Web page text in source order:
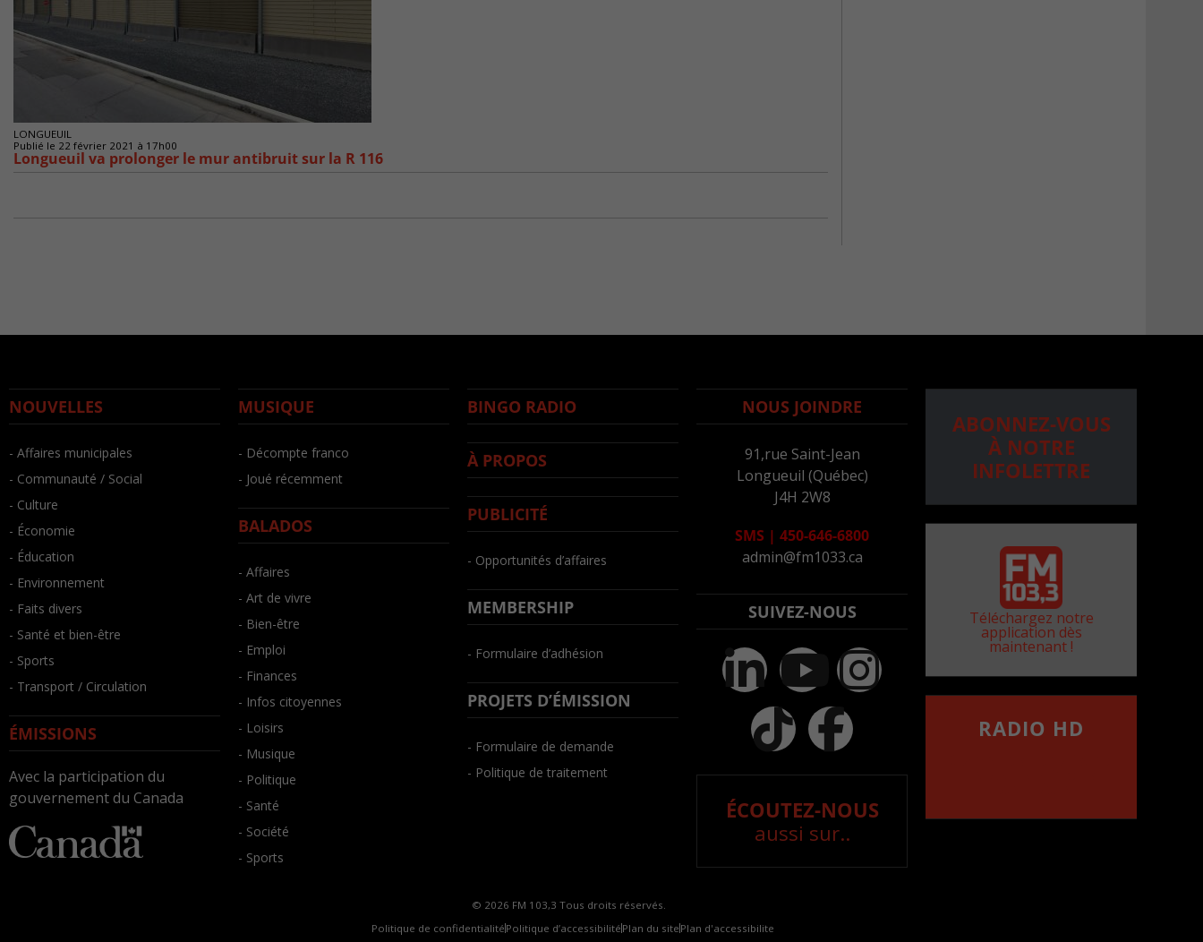
LONGUEUIL
Publié le 22 février 2021 à 17h00
Longueuil va prolonger le mur antibruit sur la R 116
NOUVELLES
- Affaires municipales
- Communauté / Social
- Culture
- Économie
- Éducation
- Environnement
- Faits divers
- Santé et bien-être
- Sports
- Transport / Circulation
ÉMISSIONS
Avec la participation du
gouvernement du Canada
MUSIQUE
- Décompte franco
- Joué récemment
BALADOS
- Affaires
- Art de vivre
- Bien-être
- Emploi
- Finances
- Infos citoyennes
- Loisirs
- Musique
- Politique
- Santé
- Société
- Sports
BINGO RADIO
À PROPOS
PUBLICITÉ
- Opportunités d’affaires
MEMBERSHIP
- Formulaire d’adhésion
PROJETS D’ÉMISSION
- Formulaire de demande
- Politique de traitement
NOUS JOINDRE
91,rue Saint-Jean
Longueuil (Québec)
J4H 2W8
SMS | 450-646-6800
admin@fm1033.ca
SUIVEZ-NOUS
ÉCOUTEZ-NOUS
aussi sur..
ABONNEZ-VOUS
À NOTRE
INFOLETTRE
Téléchargez notre
application dès
maintenant !
RADIO HD
© 2026 FM 103,3 Tous droits réservés.
Politique de confidentialité Politique d’accessibilité Plan du site Plan d'accessibilite